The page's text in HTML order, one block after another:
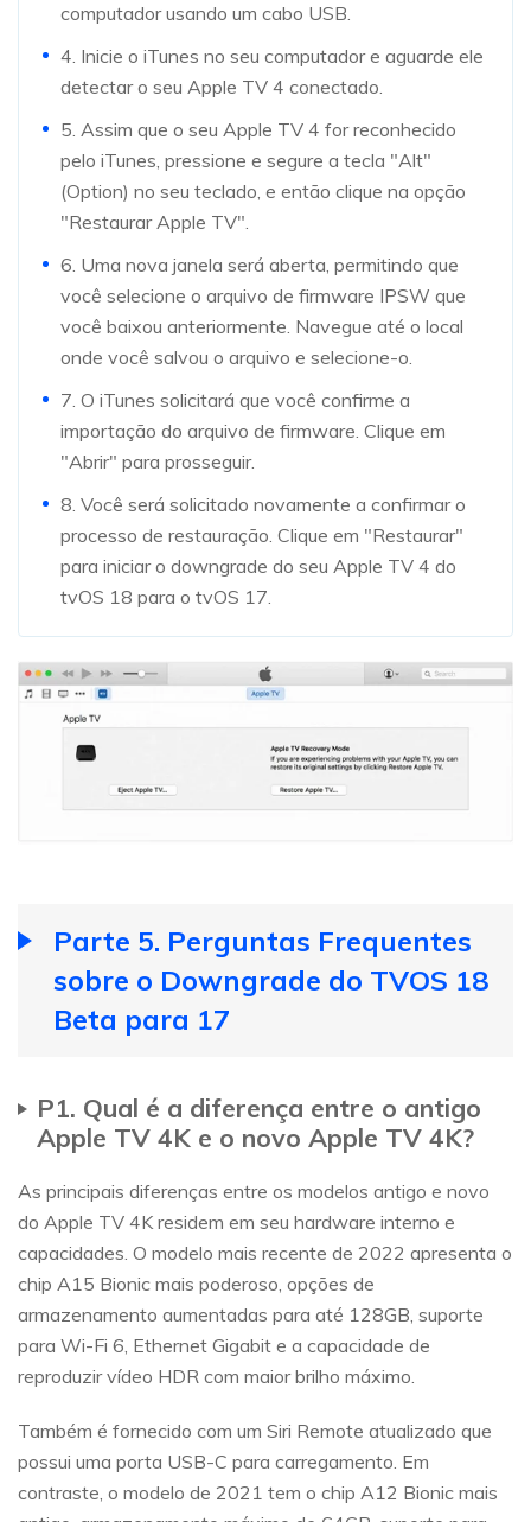
computador usando um cabo USB.
4. Inicie o iTunes no seu computador e aguarde ele
detectar o seu Apple TV 4 conectado.
5. Assim que o seu Apple TV 4 for reconhecido
pelo iTunes, pressione e segure a tecla "Alt"
(Option) no seu teclado, e então clique na opção
"Restaurar Apple TV".
6. Uma nova janela será aberta, permitindo que
você selecione o arquivo de firmware IPSW que
você baixou anteriormente. Navegue até o local
onde você salvou o arquivo e selecione-o.
7. O iTunes solicitará que você confirme a
importação do arquivo de firmware. Clique em
"Abrir" para prosseguir.
8. Você será solicitado novamente a confirmar o
processo de restauração. Clique em "Restaurar"
para iniciar o downgrade do seu Apple TV 4 do
tvOS 18 para o tvOS 17.
Parte 5. Perguntas Frequentes
sobre o Downgrade do TVOS 18
Beta para 17
P1. Qual é a diferença entre o antigo
Apple TV 4K e o novo Apple TV 4K?
As principais diferenças entre os modelos antigo e novo
do Apple TV 4K residem em seu hardware interno e
capacidades. O modelo mais recente de 2022 apresenta o
chip A15 Bionic mais poderoso, opções de
armazenamento aumentadas para até 128GB, suporte
para Wi-Fi 6, Ethernet Gigabit e a capacidade de
reproduzir vídeo HDR com maior brilho máximo.
Também é fornecido com um Siri Remote atualizado que
possui uma porta USB-C para carregamento. Em
contraste, o modelo de 2021 tem o chip A12 Bionic mais